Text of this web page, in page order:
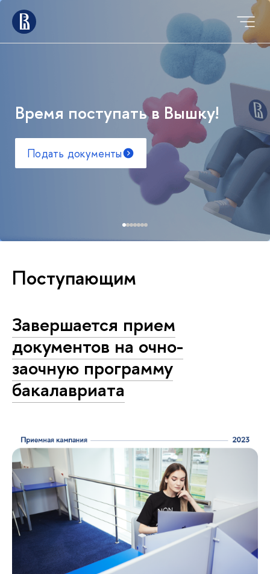
Время поступать в Вышку!
Подать документы
Поступающим
Завершается прием
документов на очно-
заочную программу
бакалавриата